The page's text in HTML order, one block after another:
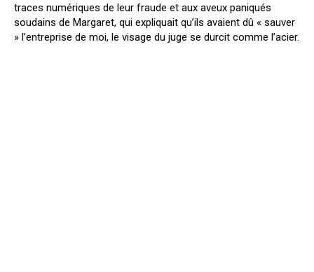
traces numériques de leur fraude et aux aveux paniqués
soudains de Margaret, qui expliquait qu’ils avaient dû « sauver
» l’entreprise de moi, le visage du juge se durcit comme l’acier.